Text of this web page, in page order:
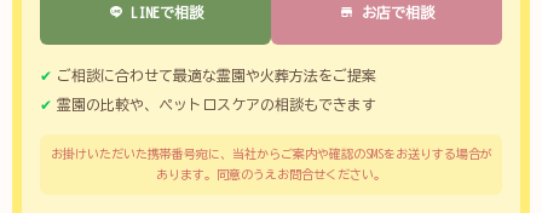
LINEで相談 お店で相談
ご相談に合わせて最適な霊園や火葬方法をご提案
霊園の比較や、ペットロスケアの相談もできます
お掛けいただいた携帯番号宛に、当社からご案内や確認のSMSをお送りする場合が
あります。同意のうえお問合せください。